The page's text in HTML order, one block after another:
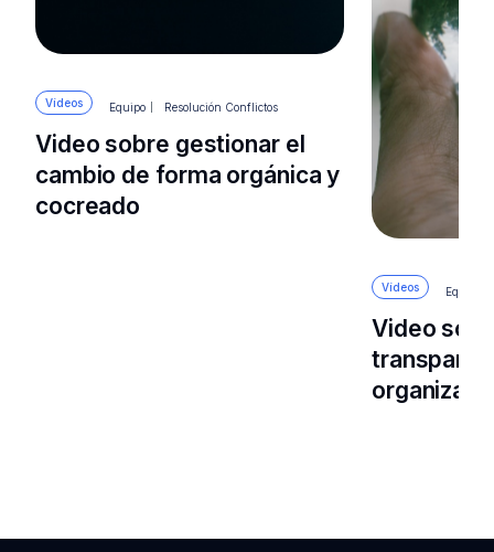
Vídeos Equipo Resolución Conflictos
Video sobre gestionar el
cambio de forma orgánica y
cocreado
Vídeos Equipo
Video